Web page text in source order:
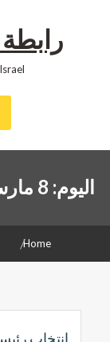
اليوم: 8 مارس، 2014
Home
انتخاب